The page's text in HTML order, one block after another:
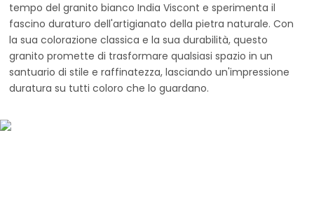
tempo del granito bianco India Viscont e sperimenta il
fascino duraturo dell'artigianato della pietra naturale. Con
la sua colorazione classica e la sua durabilità, questo
granito promette di trasformare qualsiasi spazio in un
santuario di stile e raffinatezza, lasciando un'impressione
duratura su tutti coloro che lo guardano.